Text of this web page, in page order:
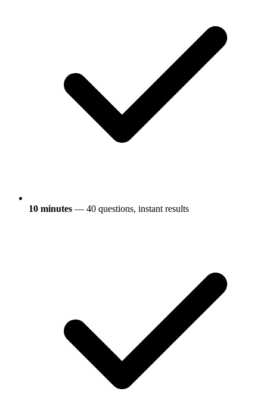
10 minutes — 40 questions, instant results